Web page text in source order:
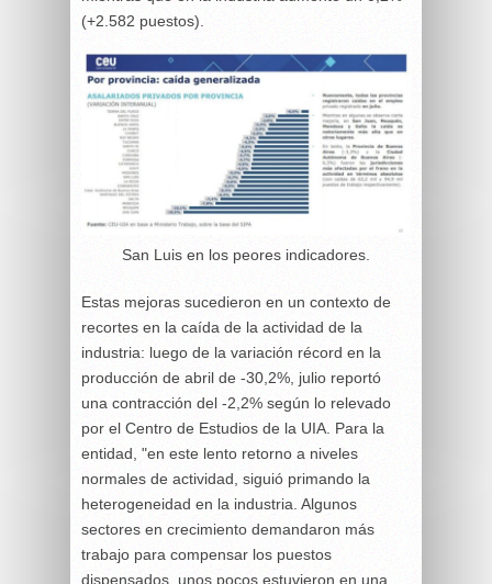
(+2.582 puestos).
San Luis en los peores indicadores.
Estas mejoras sucedieron en un contexto de
recortes en la caída de la actividad de la
industria: luego de la variación récord en la
producción de abril de -30,2%, julio reportó
una contracción del -2,2% según lo relevado
por el Centro de Estudios de la UIA. Para la
entidad, "en este lento retorno a niveles
normales de actividad, siguió primando la
heterogeneidad en la industria. Algunos
sectores en crecimiento demandaron más
trabajo para compensar los puestos
dispensados, unos pocos estuvieron en una